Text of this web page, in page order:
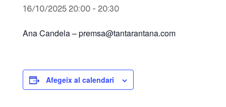
16/10/2025 20:00- 20:30
Ana Candela –premsa@tantarantana.com
Afegeix al calendari